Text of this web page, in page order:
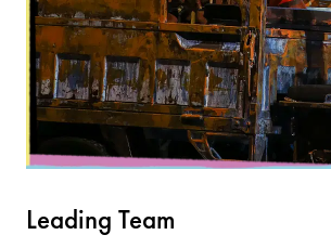
Leading Team